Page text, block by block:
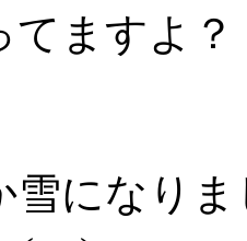
ますよ？
雪になり